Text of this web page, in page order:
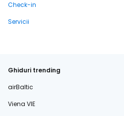
Check-in
Servicii
Ghiduri trending
airBaltic
Viena VIE